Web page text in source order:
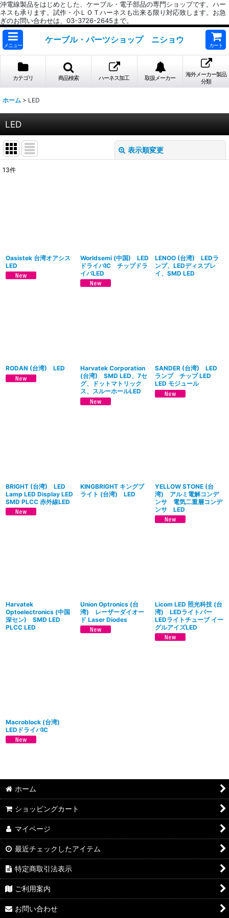
沖電線製品をはじめとした、ケーブル・電子部品の専門ショップです。ハー
ネスも承ります。試作・小ＬＯＴハーネスも出来る限り対応致します。お急
ぎのお問い合わせは、03-3726-2645まで。
メニュー
ケーブル・パーツショップ ニショウ
カート
カテゴリ 商品検索 ハーネス加工 取扱メーカー
海外メーカー製品
分類
ホーム > LED
LED
表示順変更
13件
Oasistek 台湾オアシス
LED
Worldsemi (中国) LED
ドライバIC チップドラ
イバLED
LENOO (台湾) LEDラ
ンプ、LEDディスプレ
イ、SMD LED
RODAN (台湾) LED
Harvatek Corporation
(台湾) SMD LED、7セ
グ、ドットマトリック
ス、スルーホールLED
SANDER (台湾) LED
ランプ チップ LED
LED モジュール
BRIGHT (台湾) LED
Lamp LED Display LED
SMD PLCC 赤外線LED
KINGBRIGHT キングブ
ライト (台湾) LED
YELLOW STONE (台
湾) アルミ電解コンデ
ンサ 電気二重層コンデ
ンサ LED
Harvatek
Optoelectronics (中国
深セン) SMD LED
PLCC LED
Union Optronics (台
湾) レーザーダイオー
ド Laser Diodes
Licom LED 照光科技 (台
湾) LEDライトバー
LEDライトチューブ イー
グルアイズLED
Macroblock (台湾)
LEDドライバIC
ホーム
ショッピングカート
マイページ
最近チェックしたアイテム
特定商取引法表示
ご利用案内
お問い合わせ